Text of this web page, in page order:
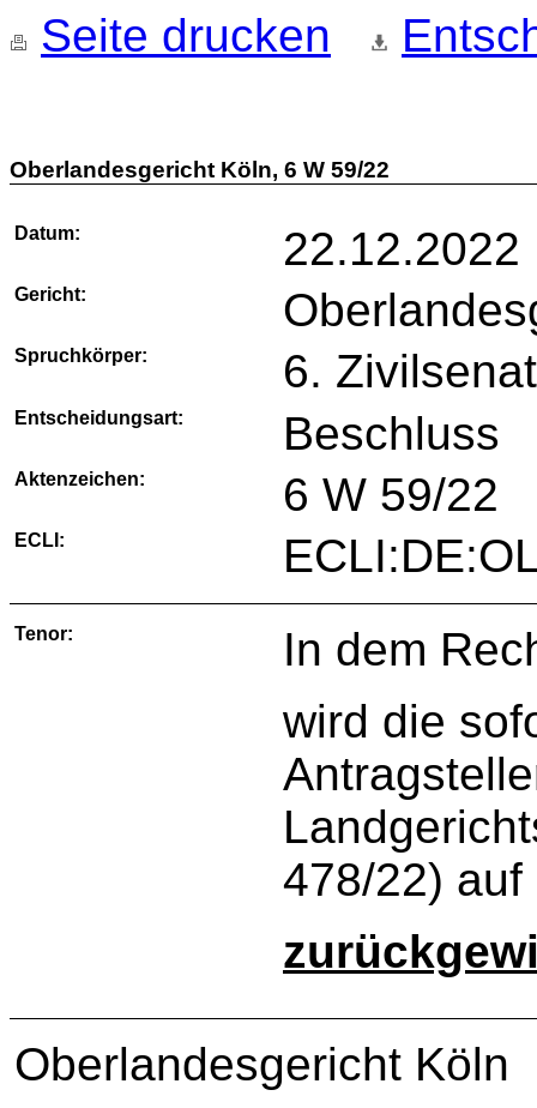
Seite drucken
Oberlandesgericht Köln, 6 W 59/22
Datum: 22.12.2022
Gericht:
Spruchkörper: 6. Zivilsenat
Entscheidungsart: Beschluss
Aktenzeichen: 6 W 59/22
ECLI:
Tenor:
In dem
wird die
478/22)
Oberlandesgericht Köln